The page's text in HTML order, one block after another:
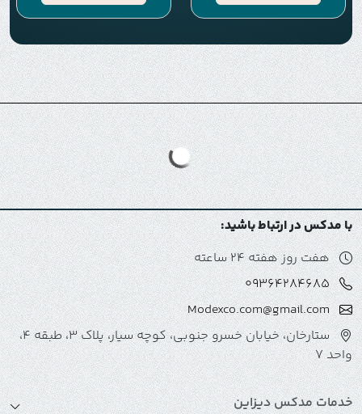
با مدکس در ارتباط باشید:
هفت روز هفته 24 ساعته
09364284685
Modexco.com@gmail.com
ستارخان، خیابان خسرو جنوبی، کوچه سیار، پلاک 3، طبقه 4،
واحد 7
خدمات مدکس دیزاین